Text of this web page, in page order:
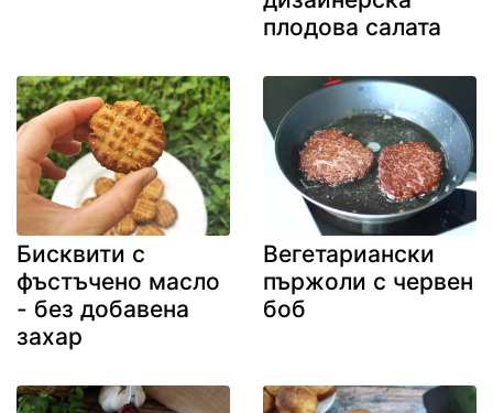
плодова салата
Бисквити с
фъстъчено масло
- без добавена
захар
Вегетариански
пържоли с червен
боб